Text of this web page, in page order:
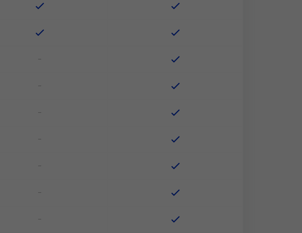
-
-
-
-
-
-
-